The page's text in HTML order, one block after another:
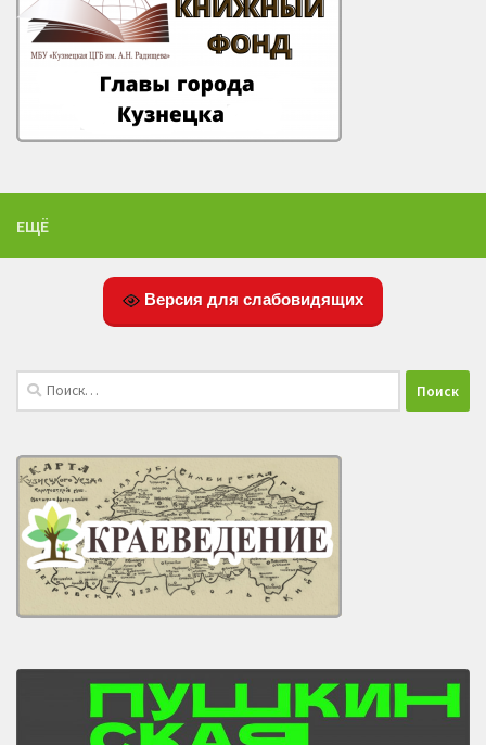
ЕЩЁ
Версия для слабовидящих
Найти: